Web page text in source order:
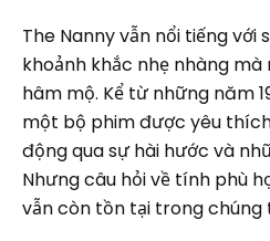
The Nanny vẫn nổi tiếng với
khoảnh khắc nhẹ nhàng
hâm mộ. Kể từ những năm
một bộ phim được yêu
động qua sự hài hước và
Nhưng câu hỏi về tính phù
vẫn còn tồn tại trong chúng